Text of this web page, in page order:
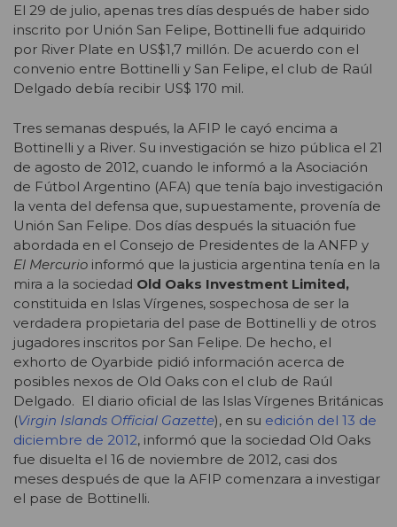
El 29 de julio, apenas tres días después de haber sido
inscrito por Unión San Felipe, Bottinelli fue adquirido
por River Plate en US$1,7 millón. De acuerdo con el
convenio entre Bottinelli y San Felipe, el club de Raúl
Delgado debía recibir US$ 170 mil.
Tres semanas después, la AFIP le cayó encima a
Bottinelli y a River. Su investigación se hizo pública el 21
de agosto de 2012, cuando le informó a la Asociación
de Fútbol Argentino (AFA) que tenía bajo investigación
la venta del defensa que, supuestamente, provenía de
Unión San Felipe. Dos días después la situación fue
abordada en el Consejo de Presidentes de la ANFP y
El Mercurio informó que la justicia argentina tenía en la
mira a la sociedad Old Oaks Investment Limited,
constituida en Islas Vírgenes, sospechosa de ser la
verdadera propietaria del pase de Bottinelli y de otros
jugadores inscritos por San Felipe. De hecho, el
exhorto de Oyarbide pidió información acerca de
posibles nexos de Old Oaks con el club de Raúl
Delgado. El diario oficial de las Islas Vírgenes Británicas
(Virgin Islands Official Gazette), en su edición del 13 de
diciembre de 2012, informó que la sociedad Old Oaks
fue disuelta el 16 de noviembre de 2012, casi dos
meses después de que la AFIP comenzara a investigar
el pase de Bottinelli.